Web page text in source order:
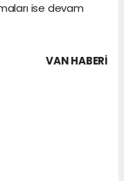
ise devam
VAN HABERİ